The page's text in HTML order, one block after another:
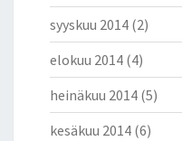
syyskuu 2014 (2)
elokuu 2014 (4)
heinäkuu 2014 (5)
kesäkuu 2014 (6)